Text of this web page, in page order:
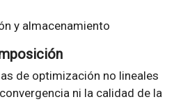
y almacenamiento
de optimización no lineales
ni la calidad de la